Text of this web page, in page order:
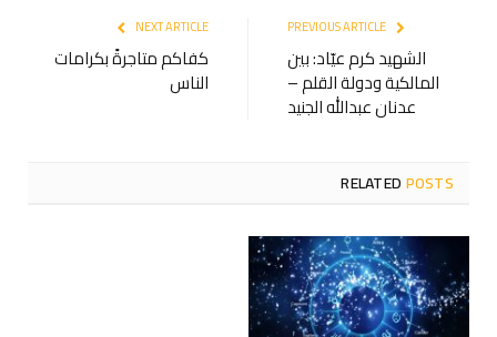
الشهيد كرم عيّاد: بين
المالكية ودولة القلم –
عدنان عبدالله الجنيد
NEXT ARTICLE
كفاكم متاجرةً بكرامات
الناس
RELATEDPOSTS